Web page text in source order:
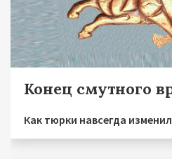
Конец смутного
Как тюрки навсегда